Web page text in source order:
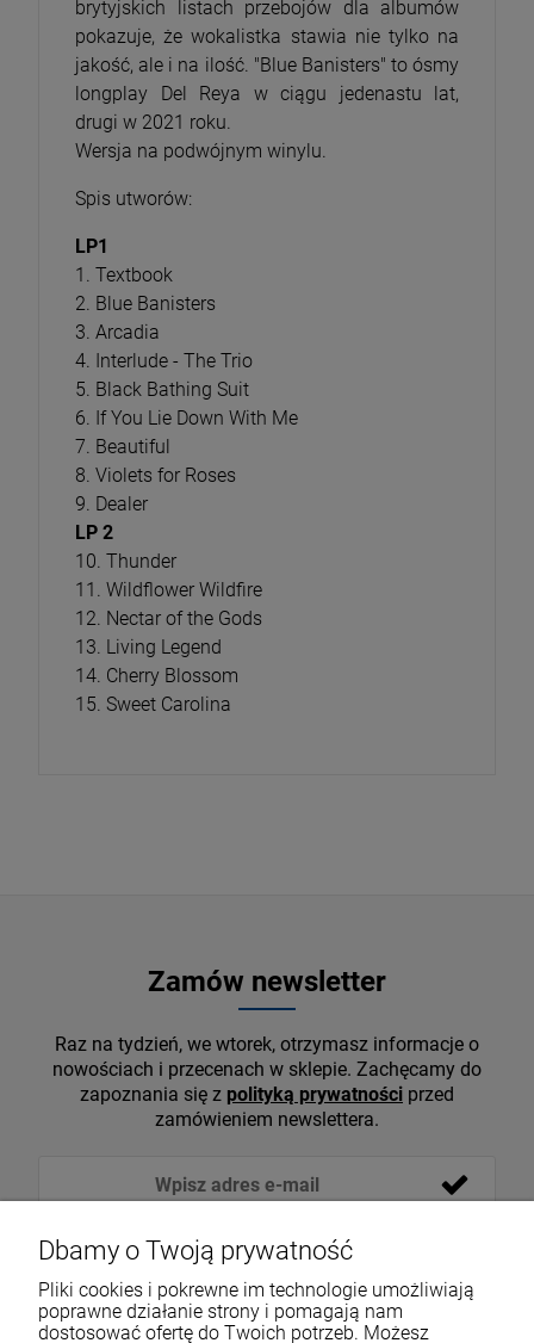
brytyjskich listach przebojów dla albumów
pokazuje, że wokalistka stawia nie tylko na
jakość, ale i na ilość. "Blue Banisters" to ósmy
longplay Del Reya w ciągu jedenastu lat,
drugi w 2021 roku.
Wersja na podwójnym winylu.
Spis utworów:
LP1
1. Textbook
2. Blue Banisters
3. Arcadia
4. Interlude - The Trio
5. Black Bathing Suit
6. If You Lie Down With Me
7. Beautiful
8. Violets for Roses
9. Dealer
LP 2
10. Thunder
11. Wildflower Wildfire
12. Nectar of the Gods
13. Living Legend
14. Cherry Blossom
15. Sweet Carolina
Zamów newsletter
Raz na tydzień, we wtorek, otrzymasz informacje o
nowościach i przecenach w sklepie. Zachęcamy do
zapoznania się z polityką prywatności przed
zamówieniem newslettera.
Dbamy o Twoją prywatność
Pliki cookies i pokrewne im technologie umożliwiają
poprawne działanie strony i pomagają nam
dostosować ofertę do Twoich potrzeb. Możesz